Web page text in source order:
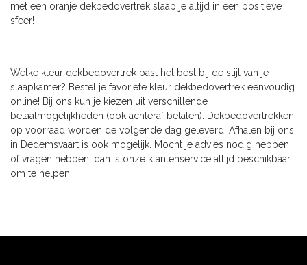
met een oranje dekbedovertrek slaap je altijd in een positieve
sfeer!
Welke kleur dekbedovertrek past het best bij de stijl van je
slaapkamer? Bestel je favoriete kleur dekbedovertrek eenvoudig
online! Bij ons kun je kiezen uit verschillende
betaalmogelijkheden (ook achteraf betalen). Dekbedovertrekken
op voorraad worden de volgende dag geleverd. Afhalen bij ons
in Dedemsvaart is ook mogelijk. Mocht je advies nodig hebben
of vragen hebben, dan is onze klantenservice altijd beschikbaar
om te helpen.